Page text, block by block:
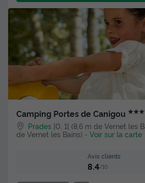
Camping Portes de Canigou ★★★
Prades ]0, 1[ (8,6 m de Vernet les
de Vernet les Bains) - Voir sur la carte
Avis clients
8.4/10